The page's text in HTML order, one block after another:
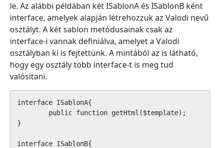
le. Az alábbi példában két ISablonA és ISablonB ként
interface, amelyek alapján létrehozzuk az Valodi nevű
osztályt. A két sablon metódusainak csak az
interface-i vannak definiálva, amelyet a Valodi
osztályban ki is fejtettünk. A mintából az is látható,
hogy egy osztály több interface-t is meg tud
valósítani.
interface ISablonA{
}
interface ISablonB{